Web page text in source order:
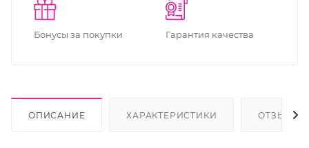
Бонусы за покупки Гарантия качества
ОПИСАНИЕ ХАРАКТЕРИСТИКИ ОТЗЫВЫ